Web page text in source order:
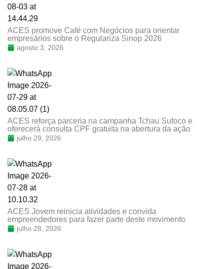
ACES promove Café com Negócios para orientar
empresários sobre o Regulariza Sinop 2026
agosto 3, 2026
ACES reforça parceria na campanha Tchau Sufoco e
oferecerá consulta CPF gratuita na abertura da ação
julho 29, 2026
ACES Jovem reinicia atividades e convida
empreendedores para fazer parte deste movimento
julho 28, 2026